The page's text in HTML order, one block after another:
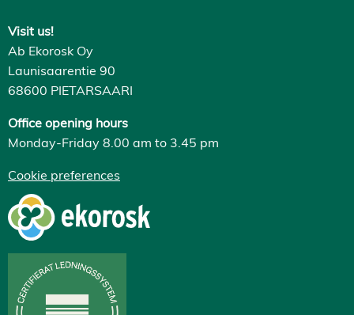
Visit us!
Ab Ekorosk Oy
Launisaarentie 90
68600 PIETARSAARI
Office opening hours
Monday-Friday 8.00 am to 3.45 pm
Cookie preferences